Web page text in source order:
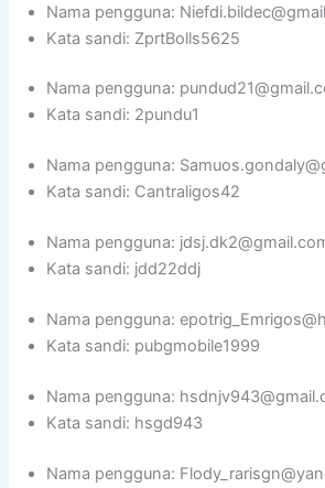
Nama pengguna:
Kata sandi: ZprtBolls5625
Nama pengguna:
Kata sandi: 2pundu1
Nama pengguna:
Kata sandi: Cantraligos42
Nama pengguna:
Kata sandi: jdd22ddj
Nama pengguna:
Kata sandi: pubgmobile1999
Nama pengguna:
Kata sandi: hsgd943
Nama pengguna: